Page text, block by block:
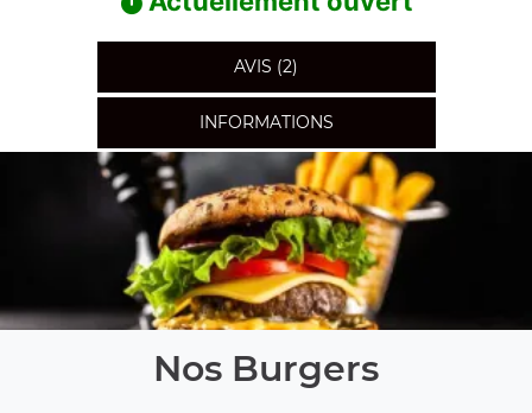
AVIS (2)
INFORMATIONS
Nos Burgers